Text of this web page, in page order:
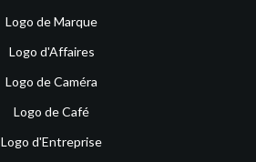
Logo de Marque
Logo d'Affaires
Logo de Caméra
Logo de Café
Logo d'Entreprise